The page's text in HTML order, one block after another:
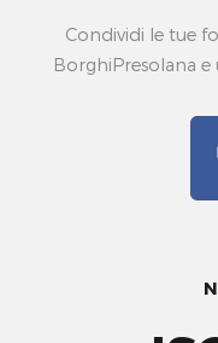
Condividi le tue
BorghiPresolana